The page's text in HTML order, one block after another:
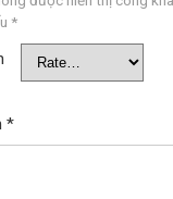
*
*